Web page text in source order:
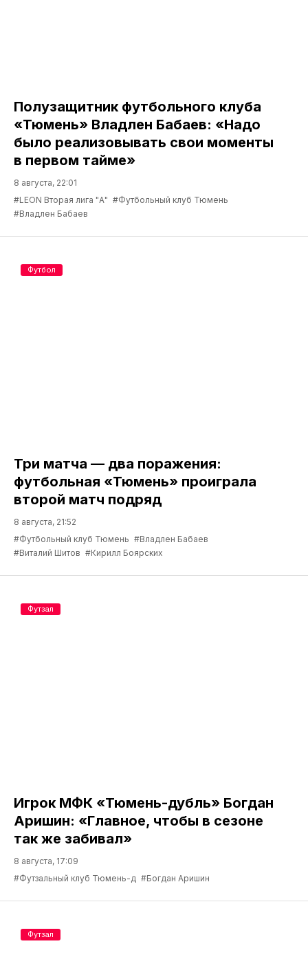
Полузащитник футбольного клуба
«Тюмень» Владлен Бабаев: «Надо
было реализовывать свои моменты
в первом тайме»
8 августа, 22:01
#LEON Вторая лига "А" #Футбольный клуб Тюмень
#Владлен Бабаев
Три матча — два поражения:
футбольная «Тюмень» проиграла
второй матч подряд
8 августа, 21:52
#Футбольный клуб Тюмень #Владлен Бабаев
#Виталий Шитов #Кирилл Боярских
Футбол
Игрок МФК «Тюмень-дубль» Богдан
Аришин: «Главное, чтобы в сезоне
так же забивал»
8 августа, 17:09
#Футзальный клуб Тюмень-д #Богдан Аришин
Футзал
Футзал